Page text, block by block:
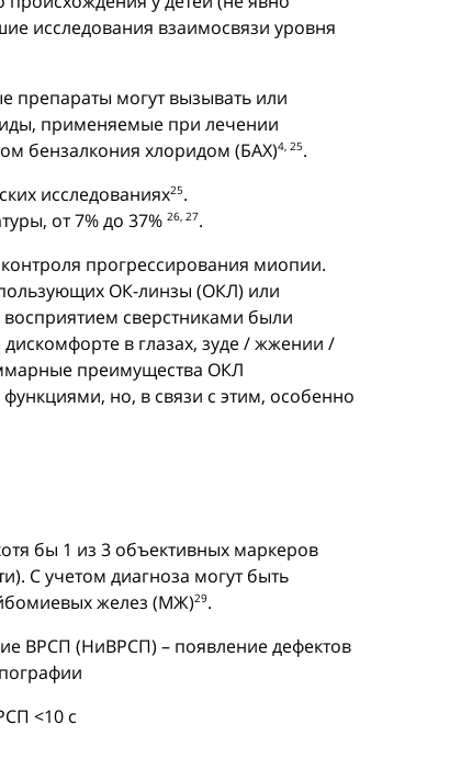
исследования взаимосвязи уровня
препараты могут вызывать или
применяемые при лечении
бензалкония хлоридом (БАХ)4, 25.
исследованиях25.
от 7% до 37% 26, 27.
прогрессирования миопии.
ОК-линзы (ОКЛ) или
сверстниками были
в глазах, зуде / жжении /
преимущества ОКЛ
но, в связи с этим, особенно
бы 1 из 3 объективных маркеров
С учетом диагноза могут быть
желез (МЖ)29.
ВРСП (НиВРСП) – появление дефектов
<10 с